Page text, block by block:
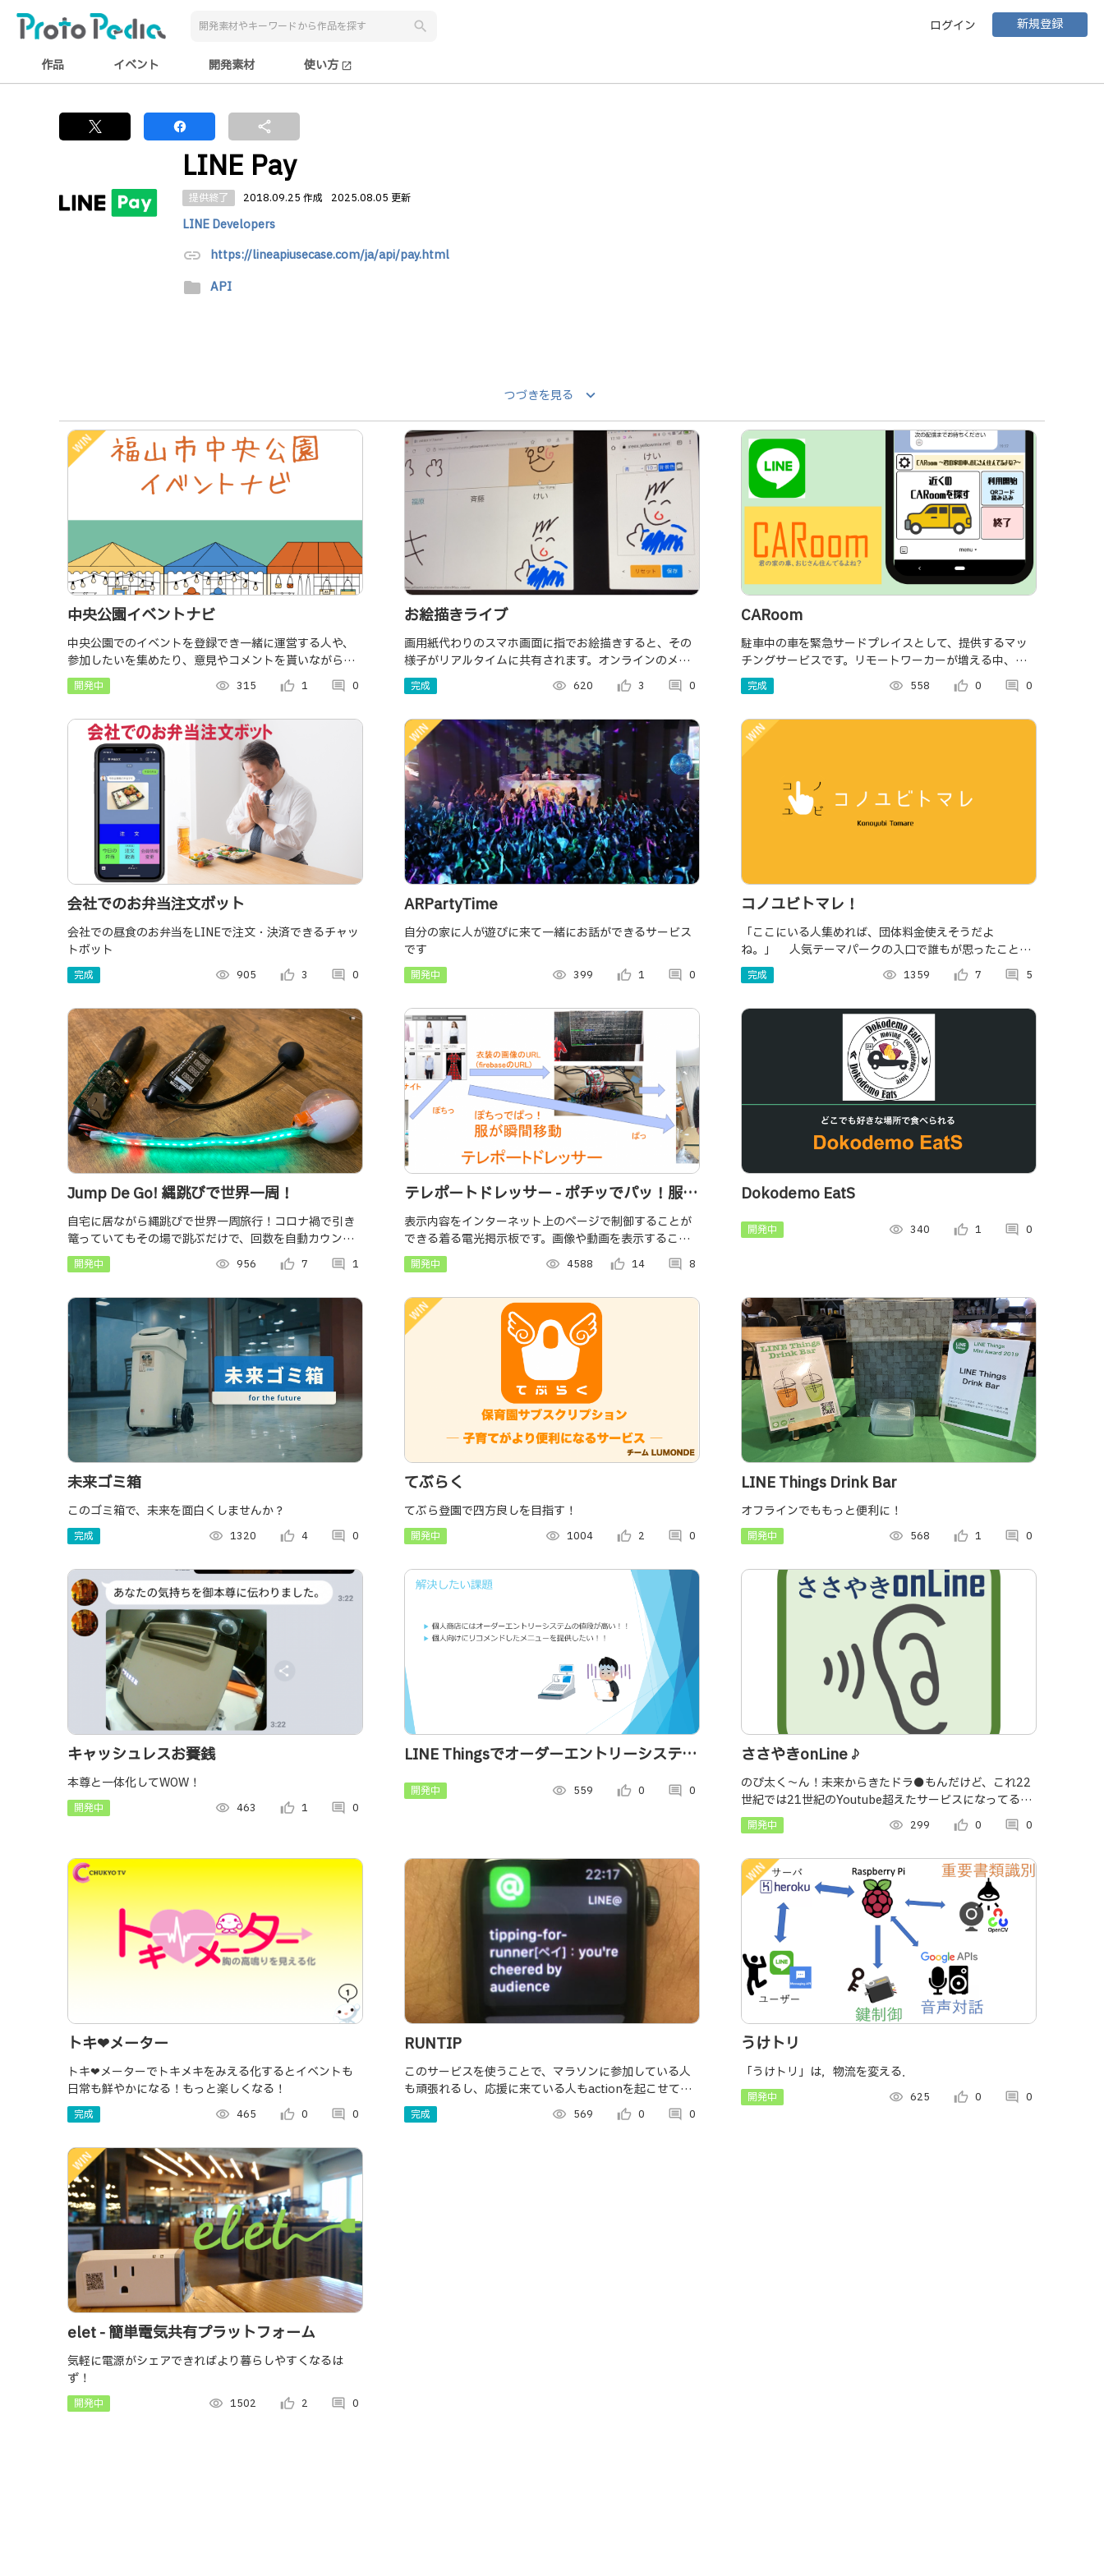
search ログイン 新規登録
作品 イベント 開発素材 使い方 open_in_new
share
LINE Pay
提供終了 2018.09.25 作成 2025.08.05 更新
LINE Developers
link https://lineapiusecase.com/ja/api/pay.html
folder API
つづきを見る keyboard_arrow_down
中央公園イベントナビ
中央公園でのイベントを登録でき一緒に運営する人や、
参加したいを集めたり、意見やコメントを貰いながらよ
いイベントを増やしていく アプリ
開発中 visibility 315 thumb_up_alt 1 comment 0
お絵描きライブ
画用紙代わりのスマホ画面に指でお絵描きすると、その
様子がリアルタイムに共有されます。オンラインのメリ
ットを活かした、お絵描きのエンターテイメント化ツー
ル！
完成 visibility 620 thumb_up_alt 3 comment 0
CARoom
駐車中の車を緊急サードプレイスとして、提供するマッ
チングサービスです。リモートワーカーが増える中、
Webミーティング可能な作業スペースは限られていま
す。今あるスペースを有効活用しませんか？
完成 visibility 558 thumb_up_alt 0 comment 0
会社でのお弁当注文ボット
会社での昼食のお弁当をLINEで注文・決済できるチャッ
トボット
完成 visibility 905 thumb_up_alt 3 comment 0
ARPartyTime
自分の家に人が遊びに来て一緒にお話ができるサービス
です
開発中 visibility 399 thumb_up_alt 1 comment 0
コノユビトマレ！
「ここにいる人集めれば、団体料金使えそうだよ
ね。」 人気テーマパークの入口で誰もが思ったことが
ある、そんな気持ちを形にしました。 ワンタッチで参加
者募集・決済ができる即席グルーピングアプリです。
完成 visibility 1359 thumb_up_alt 7 comment 5
Jump De Go! 縄跳びで世界一周！
自宅に居ながら縄跳びで世界一周旅行！コロナ禍で引き
篭っていてもその場で跳ぶだけで、回数を自動カウント
＆１回１歩としてGoogle StreetViewの世界中の道を旅
行できる縄跳びIoTデバイス！
開発中 visibility 956 thumb_up_alt 7 comment 1
テレポートドレッサー - ポチッでパッ！服が
瞬間移動！
表示内容をインターネット上のページで制御することが
できる着る電光掲示板です。画像や動画を表示すること
ができます。2025年春に、従来のJavaで書かれた部分を
Pyhtonに書き換えました。
開発中 visibility 4588 thumb_up_alt 14 comment 8
Dokodemo EatS
開発中 visibility 340 thumb_up_alt 1 comment 0
未来ゴミ箱
このゴミ箱で、未来を面白くしませんか？
完成 visibility 1320 thumb_up_alt 4 comment 0
てぶらく
てぶら登園で四方良しを目指す！
開発中 visibility 1004 thumb_up_alt 2 comment 0
LINE Things Drink Bar
オフラインでももっと便利に！
開発中 visibility 568 thumb_up_alt 1 comment 0
キャッシュレスお賽銭
本尊と一体化してWOW！
開発中 visibility 463 thumb_up_alt 1 comment 0
LINE Thingsでオーダーエントリーシステム
をつくってみた
開発中 visibility 559 thumb_up_alt 0 comment 0
ささやきonLine♪
のび太く～ん！未来からきたドラ●もんだけど、これ22
世紀では21世紀のYoutube超えたサービスになってるか
ら。Youやっちゃいなよ
開発中 visibility 299 thumb_up_alt 0 comment 0
トキ❤︎メーター
トキ❤︎メーターでトキメキをみえる化するとイベントも
日常も鮮やかになる！もっと楽しくなる！
完成 visibility 465 thumb_up_alt 0 comment 0
RUNTIP
このサービスを使うことで、マラソンに参加している人
も頑張れるし、応援に来ている人もactionを起こせて一
体感を出せるアプリです。
完成 visibility 569 thumb_up_alt 0 comment 0
うけトリ
「うけトリ」は，物流を変える．
開発中 visibility 625 thumb_up_alt 0 comment 0
elet - 簡単電気共有プラットフォーム
気軽に電源がシェアできればより暮らしやすくなるは
ず！
開発中 visibility 1502 thumb_up_alt 2 comment 0